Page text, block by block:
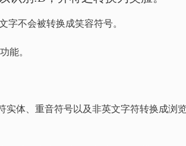
字不会被转换成笑容符号。
能。
实体、重音符号以及非英文字符转换成浏